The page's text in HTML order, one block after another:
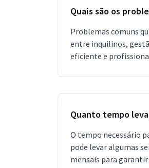
Quais são os
Problemas comuns
entre inquilinos,
eficiente e
Quanto tempo
O tempo necessário
pode levar algumas
mensais para